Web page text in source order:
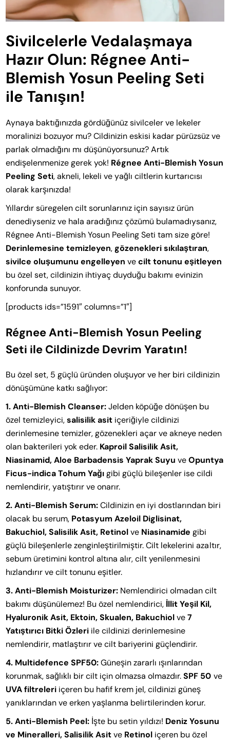
Sivilcelerle Vedalaşmaya
Hazır Olun: Régnee Anti-
Blemish Yosun Peeling Seti
ile Tanışın!
Aynaya baktığınızda gördüğünüz sivilceler ve lekeler
moralinizi bozuyor mu? Cildinizin eskisi kadar pürüzsüz ve
parlak olmadığını mı düşünüyorsunuz? Artık
endişelenmenize gerek yok! Régnee Anti-Blemish Yosun
Peeling Seti, akneli, lekeli ve yağlı ciltlerin kurtarıcısı
olarak karşınızda!
Yıllardır süregelen cilt sorunlarınız için sayısız ürün
denediyseniz ve hala aradığınız çözümü bulamadıysanız,
Régnee Anti-Blemish Yosun Peeling Seti tam size göre!
Derinlemesine temizleyen,gözenekleri sıkılaştıran,
sivilce oluşumunu engelleyen vecilt tonunu eşitleyen
bu özel set, cildinizin ihtiyaç duyduğu bakımı evinizin
konforunda sunuyor.
[products ids=”1591″ columns=”1″]
Régnee Anti-Blemish Yosun Peeling
Seti ile Cildinizde Devrim Yaratın!
Bu özel set, 5 güçlü üründen oluşuyor ve her biri cildinizin
dönüşümüne katkı sağlıyor:
1. Anti-Blemish Cleanser:Jelden köpüğe dönüşen bu
özel temizleyici,salisilik asit içeriğiyle cildinizi
derinlemesine temizler, gözenekleri açar ve akneye neden
olan bakterileri yok eder. Kaproil Salisilik Asit,
Niasinamid, Aloe Barbadensis Yaprak Suyu veOpuntya
Ficus-indica Tohum Yağıgibi güçlü bileşenler ise cildi
nemlendirir, yatıştırır ve onarır.
2. Anti-Blemish Serum:Cildinizin en iyi dostlarından biri
olacak bu serum, Potasyum Azeloil Diglisinat,
Bakuchiol, Salisilik Asit, Retinolve Niasinamide gibi
güçlü bileşenlerle zenginleştirilmiştir. Cilt lekelerini azaltır,
sebum üretimini kontrol altına alır, cilt yenilenmesini
hızlandırır ve cilt tonunu eşitler.
3. Anti-Blemish Moisturizer: Nemlendirici olmadan cilt
bakımı düşünülemez! Bu özel nemlendirici, İllit Yeşil Kil,
Hyaluronik Asit, Ektoin, Skualen, Bakuchiolve7
Yatıştırıcı Bitki Özleri ile cildinizi derinlemesine
nemlendirir, matlaştırır ve cilt bariyerini güçlendirir.
4. Multidefence SPF50:Güneşin zararlı ışınlarından
korunmak, sağlıklı bir cilt için olmazsa olmazdır.SPF 50 ve
UVA filtreleri içeren bu hafif krem jel, cildinizi güneş
yanıklarından ve erken yaşlanma belirtilerinden korur.
5. Anti-Blemish Peel: İşte bu setin yıldızı! Deniz Yosunu
ve Mineralleri, Salisilik Asitve Retinol içeren bu özel